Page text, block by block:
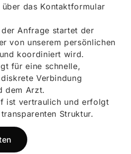
das Kontaktformular
Anfrage startet der
von unserem persönlichen
koordiniert wird.
für eine schnelle,
Verbindung
dem Arzt.
ist vertraulich und erfolgt
Struktur.